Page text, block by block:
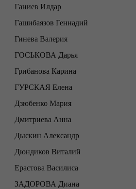
Ганиев Илдар
Гашибаязов Геннадий
Гинева Валерия
ГОСЬКОВА Дарья
Грибанова Карина
ГУРСКАЯ Елена
Дзюбенко Мария
Дмитриева Анна
Дыскин Александр
Дюндиков Виталий
Ерастова Василиса
ЗАДОРОВА Диана